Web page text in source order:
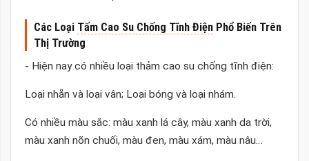
Các Loại Tấm Cao Su Chống Tĩnh Điện Phổ Biến Trên
Thị Trường
- Hiện nay có nhiều loại thảm cao su chống tĩnh điện:
Loại nhẵn và loại vân; Loại bóng và loại nhám.
Có nhiều màu sắc: màu xanh lá cây, màu xanh da trời,
màu xanh nõn chuối, màu đen, màu xám, màu nâu…